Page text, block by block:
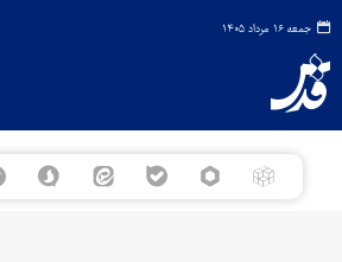
جمعه ۱۶ مرداد ۱۴۰۵